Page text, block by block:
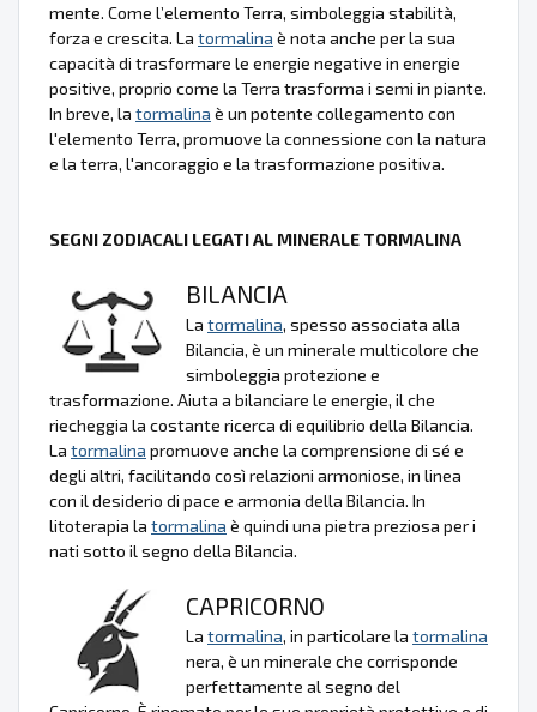
mente. Come l’elemento Terra, simboleggia stabilità,
forza e crescita. La tormalina è nota anche per la sua
capacità di trasformare le energie negative in energie
positive, proprio come la Terra trasforma i semi in piante.
In breve, la tormalina è un potente collegamento con
l'elemento Terra, promuove la connessione con la natura
e la terra, l'ancoraggio e la trasformazione positiva.
SEGNI ZODIACALI LEGATI AL MINERALE TORMALINA
BILANCIA
La tormalina, spesso associata alla
Bilancia, è un minerale multicolore che
simboleggia protezione e
trasformazione. Aiuta a bilanciare le energie, il che
riecheggia la costante ricerca di equilibrio della Bilancia.
La tormalina promuove anche la comprensione di sé e
degli altri, facilitando così relazioni armoniose, in linea
con il desiderio di pace e armonia della Bilancia. In
litoterapia la tormalina è quindi una pietra preziosa per i
nati sotto il segno della Bilancia.
CAPRICORNO
La tormalina, in particolare la tormalina
nera, è un minerale che corrisponde
perfettamente al segno del